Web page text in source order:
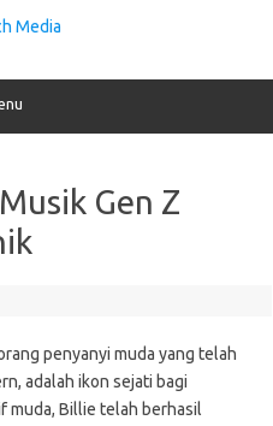
Gen Z
penyanyi muda yang telah
adalah ikon sejati bagi
muda, Billie telah berhasil